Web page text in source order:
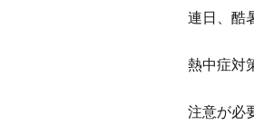
連日、酷
熱中症対
注意が必